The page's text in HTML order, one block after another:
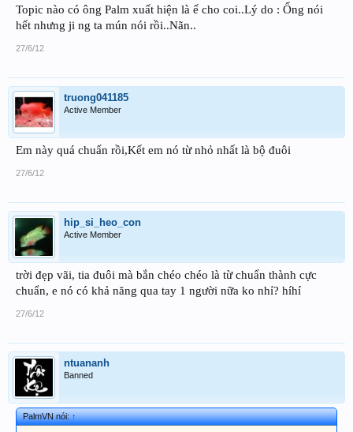
Topic nào có ông Palm xuất hiện là ế cho coi..Lý do : Ổng nói
hết nhưng ji ng ta mún nói rồi..Nãn..
27/6/12
truong041185
Active Member
Em này quá chuẩn rồi,Kết em nó từ nhỏ nhất là bộ đuôi
27/6/12
hip_si_heo_con
Active Member
trời đẹp vãi, tia đuôi mà bắn chéo chéo là từ chuẩn thành cực
chuẩn, e nó có khả năng qua tay 1 người nữa ko nhỉ? híhí
27/6/12
ntuananh
Banned
PalmVN nói:↑